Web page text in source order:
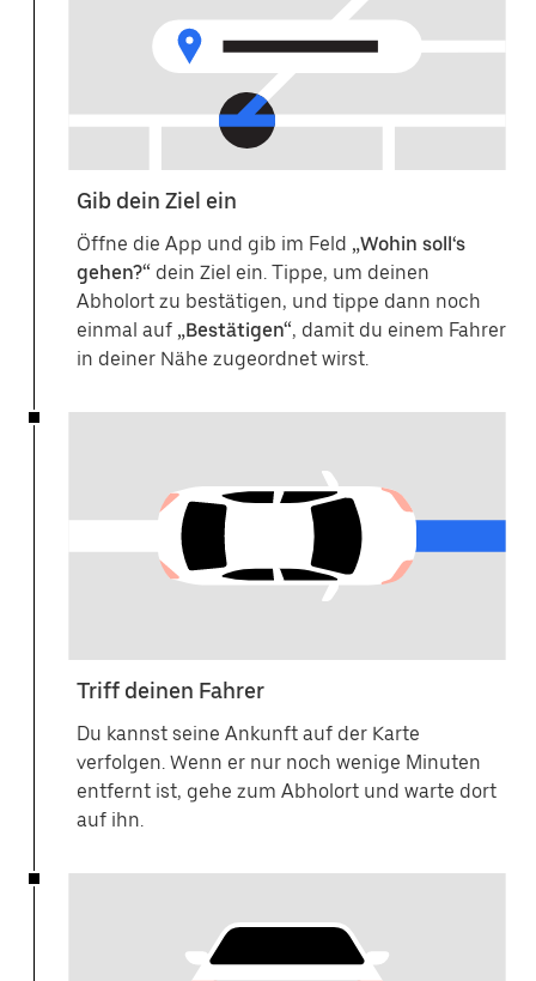
Gib dein Ziel ein
Öffne die App und gib im Feld „Wohin soll‘s
gehen?“ dein Ziel ein. Tippe, um deinen
Abholort zu bestätigen, und tippe dann noch
einmal auf „Bestätigen“, damit du einem Fahrer
in deiner Nähe zugeordnet wirst.
Triff deinen Fahrer
Du kannst seine Ankunft auf der Karte
verfolgen. Wenn er nur noch wenige Minuten
entfernt ist, gehe zum Abholort und warte dort
auf ihn.